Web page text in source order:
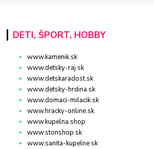
DETI, ŠPORT, HOBBY
www.kamenik.sk
www.detsky-raj.sk
www.detskaradost.sk
www.detsky-hrdina.sk
www.domaci-milacik.sk
www.hracky-online.sk
www.kupelna.shop
www.stonshop.sk
www.sanita-kupelne.sk